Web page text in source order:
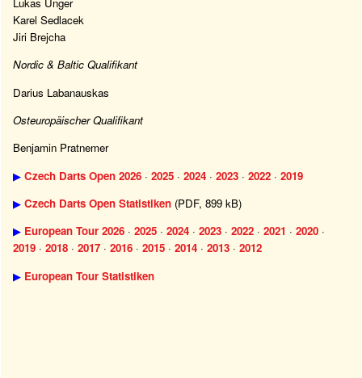
Karel Sedlacek
Jiri Brejcha
Nordic & Baltic Qualifikant
Darius Labanauskas
Osteuropäischer Qualifikant
Benjamin Pratnemer
▶ Czech Darts Open 2026 · 2025 · 2024 · 2023 · 2022 · 2019
▶ Czech Darts Open Statistiken (PDF, 899 kB)
▶ European Tour 2026 · 2025 · 2024 · 2023 · 2022 · 2021 · 2020 ·
2019 · 2018 · 2017 · 2016 · 2015 · 2014 · 2013 · 2012
▶ European Tour Statistiken